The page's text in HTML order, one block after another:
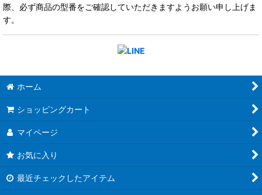
際、必ず商品の型番をご確認していただきますようお願い申し上げま
す。
ホーム
ショッピングカート
マイページ
お気に入り
最近チェックしたアイテム